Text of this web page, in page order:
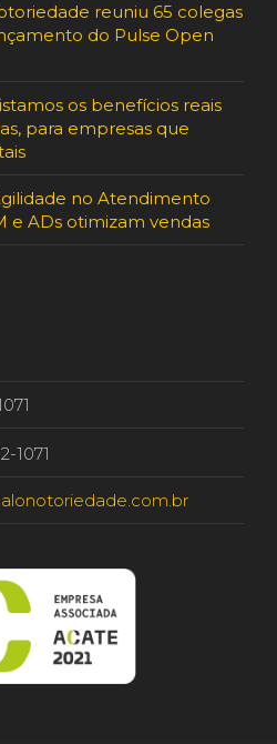
reuniu 65 colegas
do Pulse Open
os benefícios reais
para empresas que
no Atendimento
e ADs otimizam vendas
1071